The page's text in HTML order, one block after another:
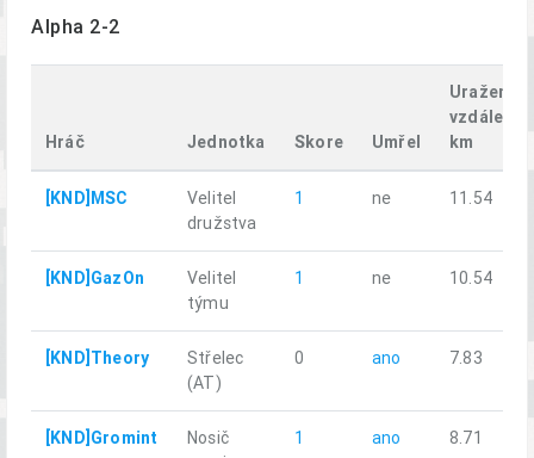
Alpha 2-2
Hráč Jednotka Skore Umřel
Uražená
km
[KND]MSC
Velitel
družstva
1 ne 11.54
[KND]GazOn
Velitel
týmu
1 ne 10.54
[KND]Theory
Střelec
(AT)
0 ano 7.83
[KND]Gromint
Nosič
1 ano 8.71